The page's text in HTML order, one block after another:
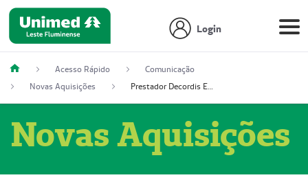
Login
Acesso Rápido
Comunicação
Novas Aquisições
Prestador Decordis Exames Cardiológicos LTDA (51004347-4)
Novas Aquisições